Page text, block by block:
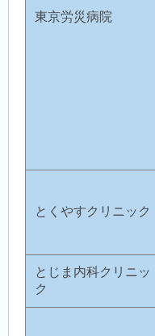
東京労災病院
とくやすクリニック
とじま内科クリニッ
ク